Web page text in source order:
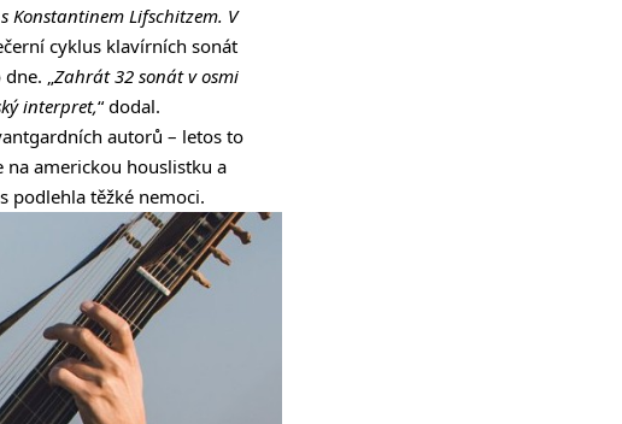
Konstantinem Lifschitzem. V
cyklus klavírních sonát
„Zahrát 32 sonát v osmi
interpret,“ dodal.
autorů – letos to
na americkou houslistku a
podlehla těžké nemoci.